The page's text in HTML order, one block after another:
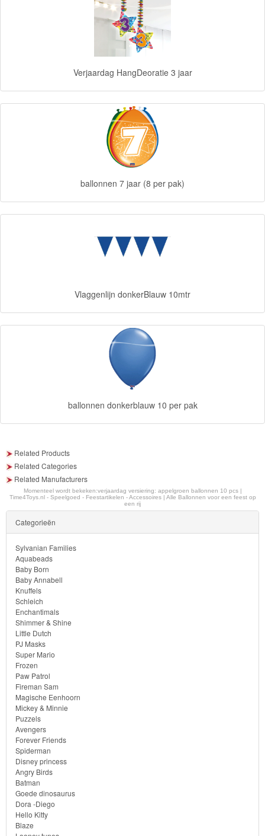
Kitty
Ben
Megabloks
Monster
Finding
Planes
Sofia
het
prinsesje
Barbie
Bob
de
bouwer
SpongeBob
Star
Wars
Skylanders
Superman
Toy
Story
Trolls
Verjaardag HangDeoratie 3 jaar
ballonnen 7 jaar (8 per pak)
Vlaggenlijn donkerBlauw 10mtr
ballonnen donkerblauw 10 per pak
Related Products
Related Categories
Related Manufacturers
Momenteel wordt bekeken:verjaardag versiering: appelgroen ballonnen 10 pcs |
Time4Toys.nl - Speelgoed - Feestartikelen - Accessoires | Alle Ballonnen voor een feest op
een rij
Categorieën
Sylvanian Families
Aquabeads
Baby Born
Baby Annabell
Knuffels
Schleich
Enchantimals
Shimmer & Shine
Little Dutch
PJ Masks
Super Mario
Frozen
Paw Patrol
Fireman Sam
Magische Eenhoorn
Mickey & Minnie
Puzzels
Avengers
Forever Friends
Spiderman
Disney princess
Angry Birds
Batman
Goede dinosaurus
Dora -Diego
Hello Kitty
Blaze